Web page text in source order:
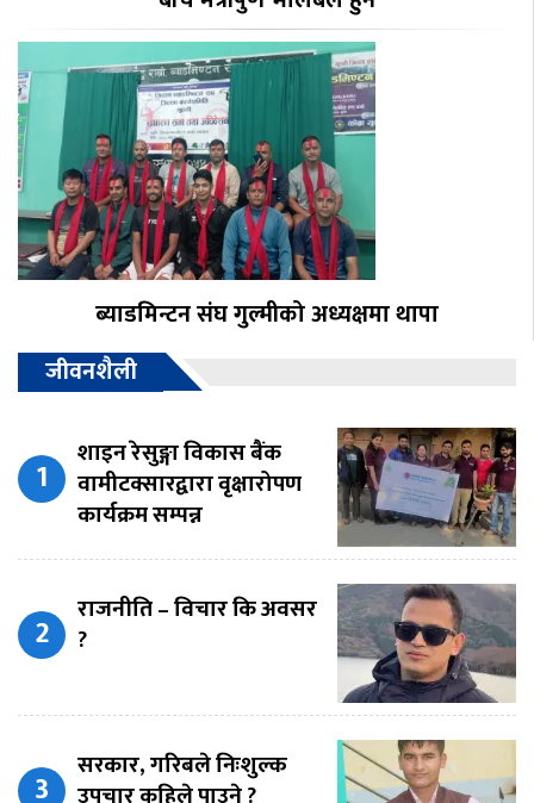
ब्याडमिन्टन संघ गुल्मीको अध्यक्षमा थापा
जीवनशैली
शाइन रेसुङ्गा विकास बैंक
वामीटक्सारद्वारा वृक्षारोपण
कार्यक्रम सम्पन्न
राजनीति – विचार कि अवसर
?
सरकार, गरिबले निःशुल्क